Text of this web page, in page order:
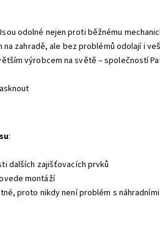
odolné nejen proti běžnému
zahradě, ale bez problémů odolají i
výrobcem na světě – společností
:
dalších zajišťovacích prvků
montáží
proto nikdy není problém s